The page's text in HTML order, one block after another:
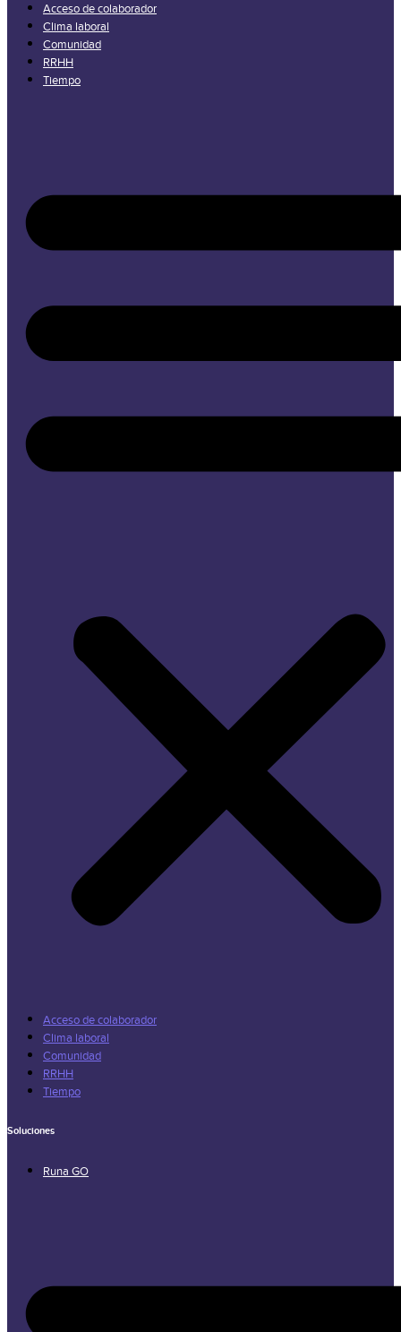
Acceso de colaborador
Clima laboral
Comunidad
RRHH
Tiempo
Acceso de colaborador
Clima laboral
Comunidad
RRHH
Tiempo
Soluciones
Runa GO